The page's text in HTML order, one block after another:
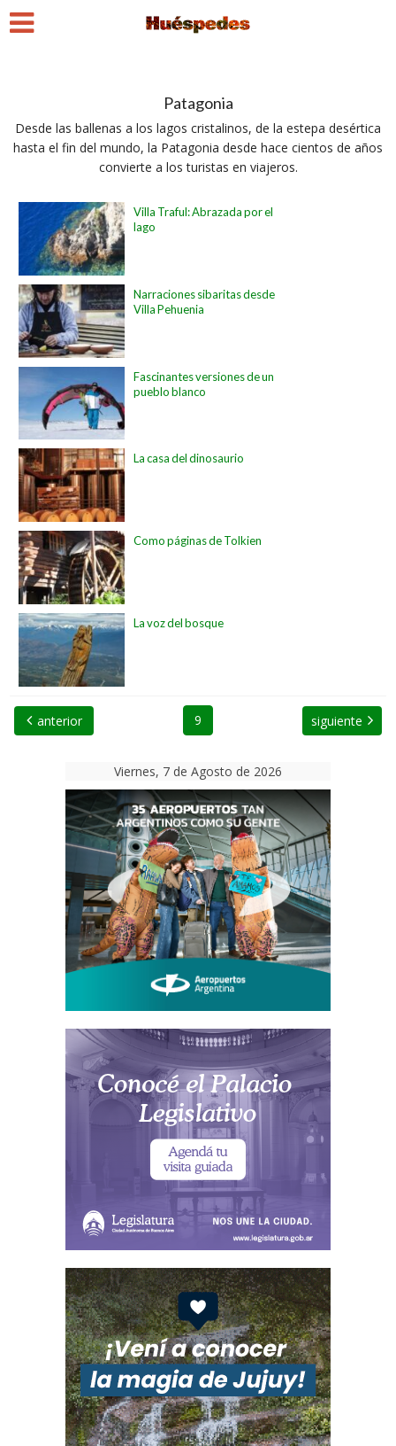
Patagonia
Desde las ballenas a los lagos cristalinos, de la estepa desértica
hasta el fin del mundo, la Patagonia desde hace cientos de años
convierte a los turistas en viajeros.
Villa Traful: Abrazada por el
lago
Narraciones sibaritas desde
Villa Pehuenia
Fascinantes versiones de un
pueblo blanco
La casa del dinosaurio
Como páginas de Tolkien
La voz del bosque
anterior 9 siguiente
Viernes, 7 de Agosto de 2026